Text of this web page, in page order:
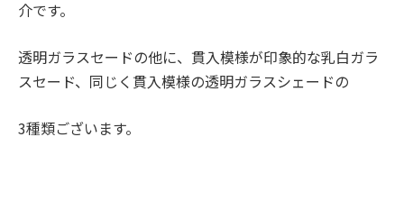
介です。
透明ガラスセードの他に、貫入模様が印象的な乳白ガラ
スセード、同じく貫入模様の透明ガラスシェードの
3種類ございます。